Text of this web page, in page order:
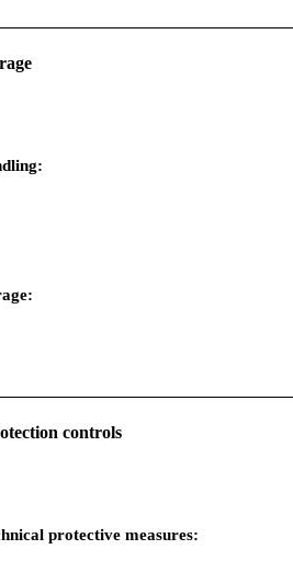
controls
protective measures: